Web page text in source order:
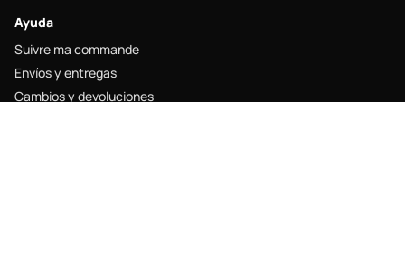
Ayuda
Suivre ma commande
Envíos y entregas
Cambios y devoluciones